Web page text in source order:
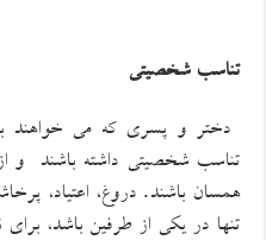
تناسب شخصیتی
دختر و پسری که می خواهند
تناسب شخصیتی داشته باشند
و
همسان باشند. دروغ،اعتیاد،
تنها در یکی از طرفین باشد،